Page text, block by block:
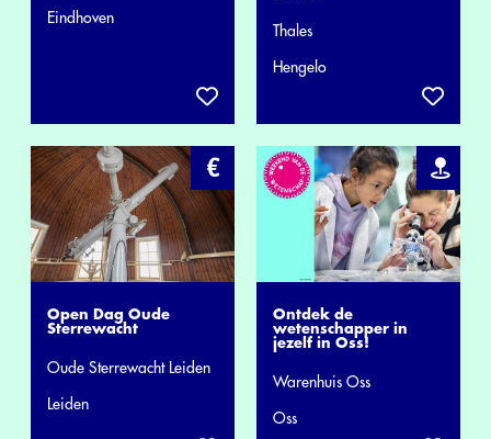
Eindhoven
Thales
Hengelo
Open Dag Oude
Sterrewacht
Oude Sterrewacht Leiden
Leiden
Ontdek de
wetenschapper in
jezelf in Oss!
Warenhuis Oss
Oss